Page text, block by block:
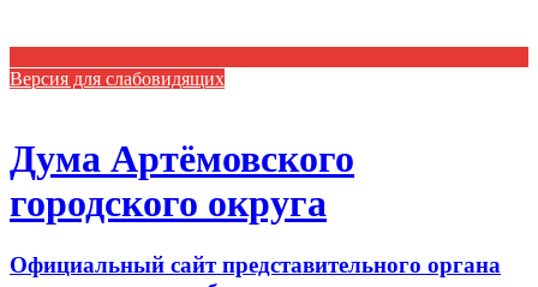
Версия для слабовидящих
Дума Артёмовского
городского округа
Официальный сайт представительного органа